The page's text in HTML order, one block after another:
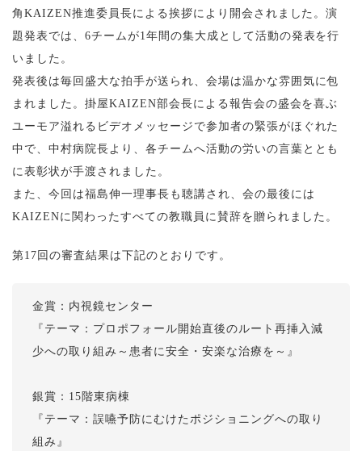
角KAIZEN推進委員長による挨拶により開会されました。演
題発表では、6チームが1年間の集大成として活動の発表を行
いました。
発表後は毎回盛大な拍手が送られ、会場は温かな雰囲気に包
まれました。掛屋KAIZEN部会長による報告会の盛会を喜ぶ
ユーモア溢れるビデオメッセージで参加者の緊張がほぐれた
中で、中村病院長より、各チームへ活動の労いの言葉ととも
に表彰状が手渡されました。
また、今回は福島伸一理事長も聴講され、会の最後には
KAIZENに関わったすべての教職員に賛辞を贈られました。
第17回の審査結果は下記のとおりです。
金賞：内視鏡センター
『テーマ：プロポフォール開始直後のルート再挿入減
少への取り組み～患者に安全・安楽な治療を～』
銀賞：15階東病棟
『テーマ：誤嚥予防にむけたポジショニングへの取り
組み』